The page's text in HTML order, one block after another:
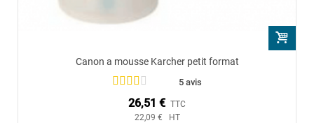
Canon a mousse Karcher petit format
5 avis
26,51 € TTC
22,09 € HT